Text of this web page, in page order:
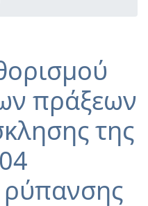
πράξεων
της